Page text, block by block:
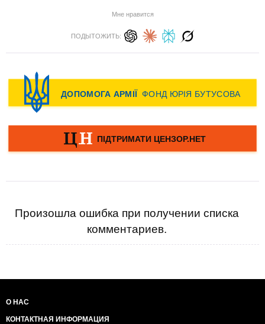
Мне нравится
ПОДЫТОЖИТЬ:
Произошла ошибка при получении списка
комментариев.
О НАС
КОНТАКТНАЯ ИНФОРМАЦИЯ